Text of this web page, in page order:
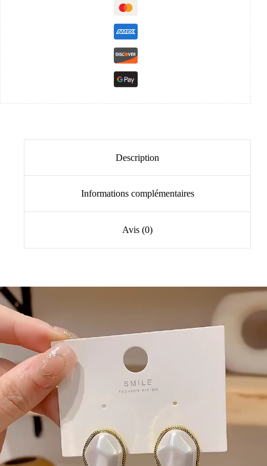
Description
Informations complémentaires
Avis (0)